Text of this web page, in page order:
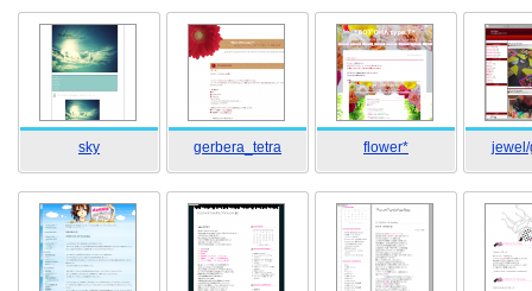
sky gerbera_tetra flower* jewel/